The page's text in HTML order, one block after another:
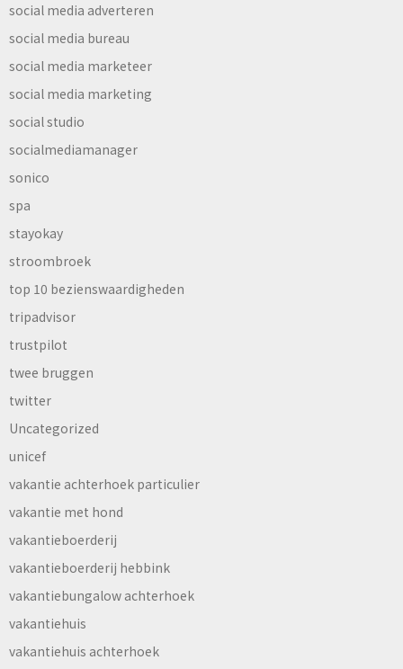
social media adverteren
social media bureau
social media marketeer
social media marketing
social studio
socialmediamanager
sonico
spa
stayokay
stroombroek
top 10 bezienswaardigheden
tripadvisor
trustpilot
twee bruggen
twitter
Uncategorized
unicef
vakantie achterhoek particulier
vakantie met hond
vakantieboerderij
vakantieboerderij hebbink
vakantiebungalow achterhoek
vakantiehuis
vakantiehuis achterhoek